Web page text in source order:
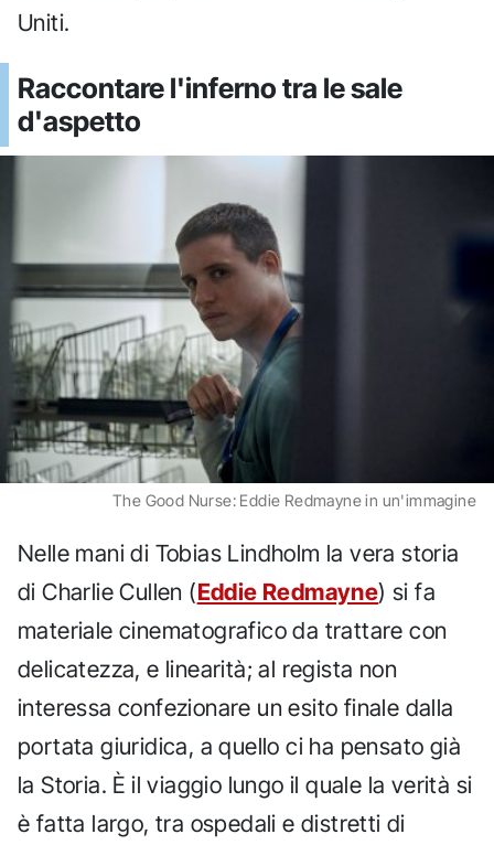
Uniti.
Raccontare l'inferno tra le sale
d'aspetto
The Good Nurse: Eddie Redmayne in un'immagine
Nelle mani di Tobias Lindholm la vera storia
di Charlie Cullen (Eddie Redmayne) si fa
materiale cinematografico da trattare con
delicatezza, e linearità; al regista non
interessa confezionare un esito finale dalla
portata giuridica, a quello ci ha pensato già
la Storia. È il viaggio lungo il quale la verità si
è fatta largo, tra ospedali e distretti di